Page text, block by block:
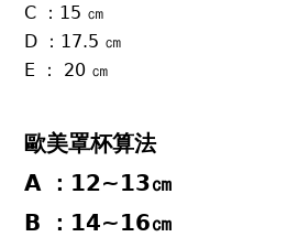
C ：15 ㎝
D ：17.5 ㎝
E ： 20 ㎝
歐美罩杯算法
A ：12~13㎝
B ：14~16㎝